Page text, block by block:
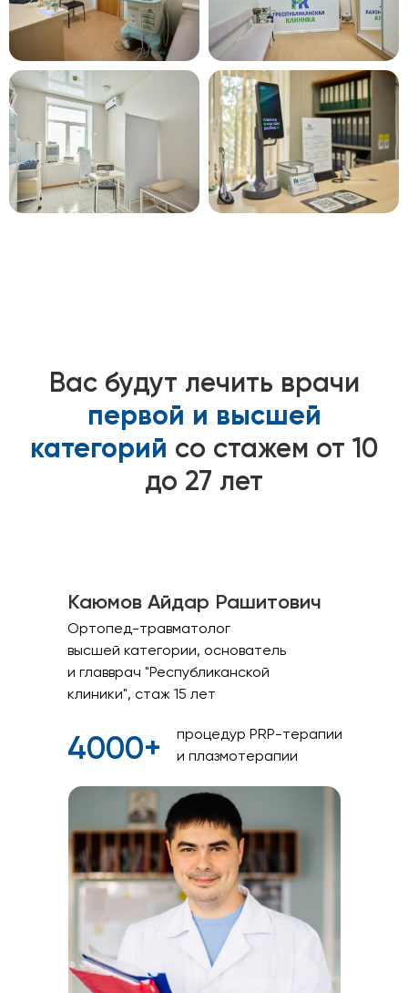
Вас будут лечить врачи
первой и высшей
категорий со стажем от 10
до 27 лет
Каюмов Айдар Рашитович
Ортопед-травматолог
высшей категории, основатель
и главврач "Республиканской
клиники", стаж 15 лет
4000+
процедур PRP-терапии
и плазмотерапии